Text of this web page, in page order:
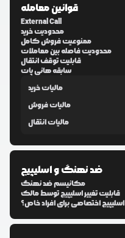
قوانین معامله
External Call
محدودیت خرید
ممنوعیت فروش کامل
محدودیت فاصله بین معاملات
قابلیت توقف انتقال
سابقه هانی پات
مالیات خرید
مالیات فروش
مالیات انتقال
ضد نهنگ و اسلیپیج
مکانیسم ضد نهنگ
قابلیت تغییر اسلیپیج توسط مالک
اسلیپیج اختصاصی برای افراد خاص؟